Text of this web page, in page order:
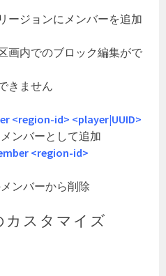
ージョンにメンバーを追加
画内でのブロック編集がで
きません
<region-id> <player|UUID>
ンバーとして追加
<region-id>
ンバーから削除
スタマイズ